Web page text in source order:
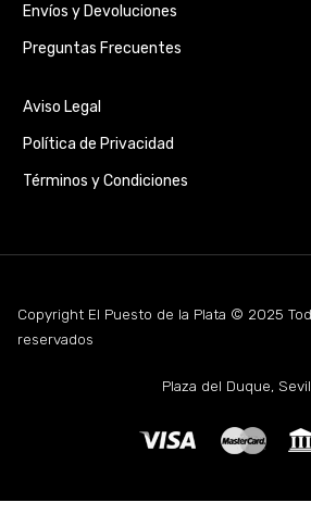
Envíos y Devoluciones
Preguntas Frecuentes
Aviso Legal
Política de Privacidad
Términos y Condiciones
Copyright El Puesto de la Plata © 2025
reservados
Plaza del Duque,